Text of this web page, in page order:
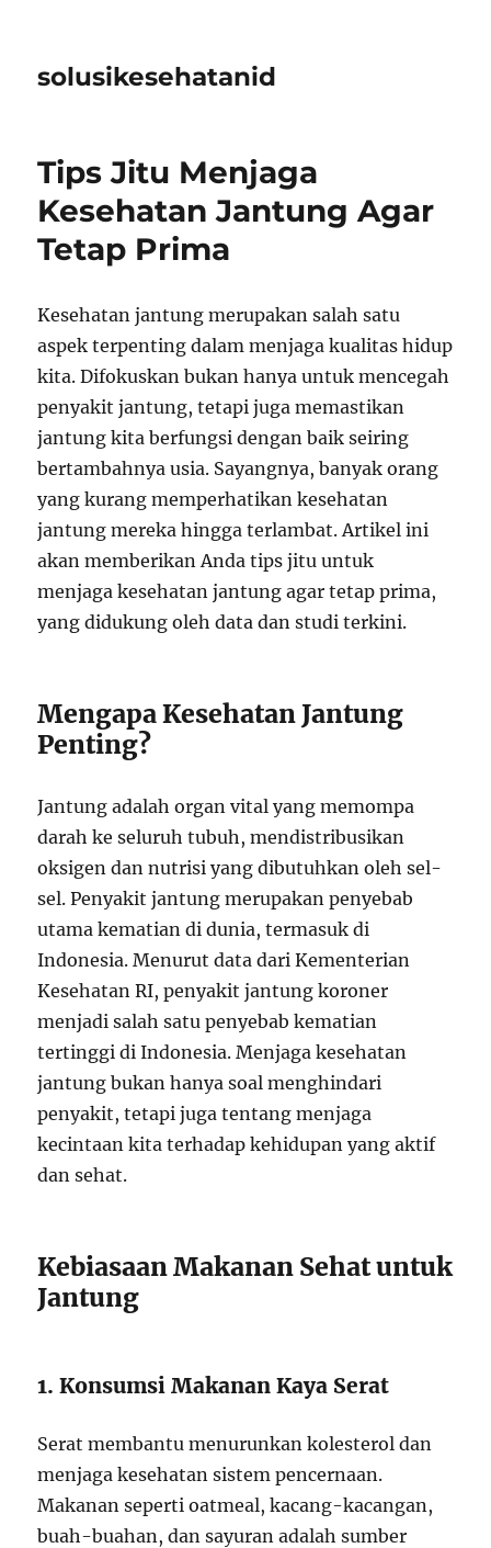
solusikesehatanid
Tips Jitu Menjaga
Kesehatan Jantung Agar
Tetap Prima
Kesehatan jantung merupakan salah satu
aspek terpenting dalam menjaga kualitas hidup
kita. Difokuskan bukan hanya untuk mencegah
penyakit jantung, tetapi juga memastikan
jantung kita berfungsi dengan baik seiring
bertambahnya usia. Sayangnya, banyak orang
yang kurang memperhatikan kesehatan
jantung mereka hingga terlambat. Artikel ini
akan memberikan Anda tips jitu untuk
menjaga kesehatan jantung agar tetap prima,
yang didukung oleh data dan studi terkini.
Mengapa Kesehatan Jantung
Penting?
Jantung adalah organ vital yang memompa
darah ke seluruh tubuh, mendistribusikan
oksigen dan nutrisi yang dibutuhkan oleh sel-
sel. Penyakit jantung merupakan penyebab
utama kematian di dunia, termasuk di
Indonesia. Menurut data dari Kementerian
Kesehatan RI, penyakit jantung koroner
menjadi salah satu penyebab kematian
tertinggi di Indonesia. Menjaga kesehatan
jantung bukan hanya soal menghindari
penyakit, tetapi juga tentang menjaga
kecintaan kita terhadap kehidupan yang aktif
dan sehat.
Kebiasaan Makanan Sehat untuk
Jantung
1. Konsumsi Makanan Kaya Serat
Serat membantu menurunkan kolesterol dan
menjaga kesehatan sistem pencernaan.
Makanan seperti oatmeal, kacang-kacangan,
buah-buahan, dan sayuran adalah sumber